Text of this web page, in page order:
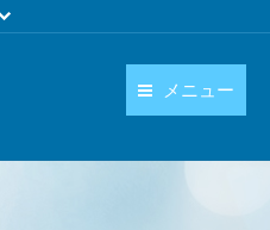
メニュー
日本語